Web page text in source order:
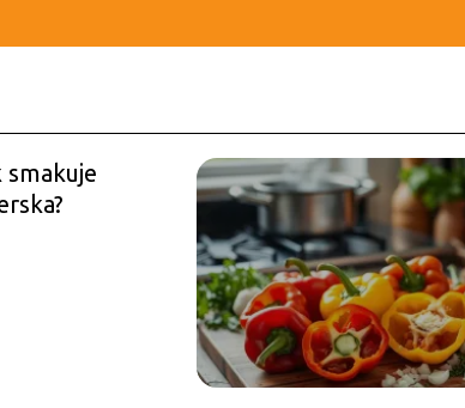
smakuje